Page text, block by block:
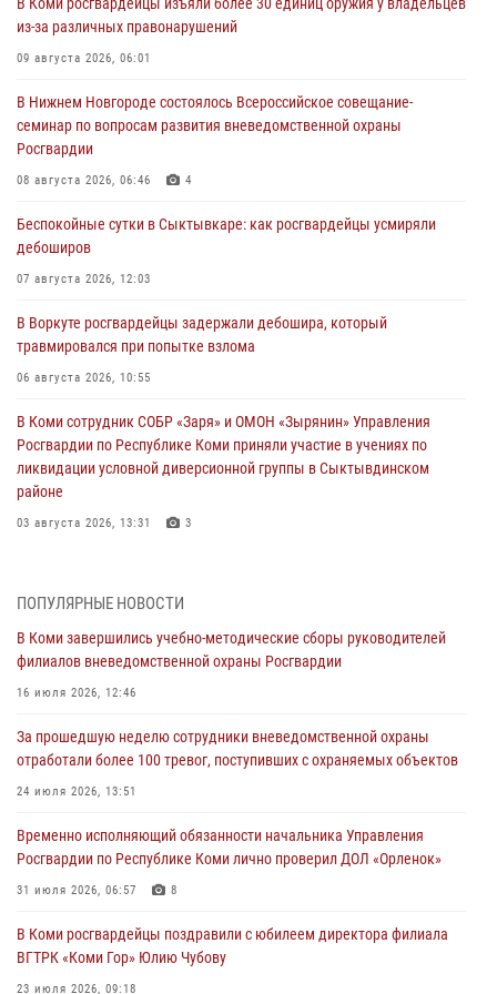
В Коми росгвардейцы изъяли более 30 единиц оружия у владельцев
из-за различных правонарушений
09 августа 2026, 06:01
В Нижнем Новгороде состоялось Всероссийское совещание-
семинар по вопросам развития вневедомственной охраны
Росгвардии
08 августа 2026, 06:46 4
Беспокойные сутки в Сыктывкаре: как росгвардейцы усмиряли
дебоширов
07 августа 2026, 12:03
В Воркуте росгвардейцы задержали дебошира, который
травмировался при попытке взлома
06 августа 2026, 10:55
В Коми сотрудник СОБР «Заря» и ОМОН «Зырянин» Управления
Росгвардии по Республике Коми приняли участие в учениях по
ликвидации условной диверсионной группы в Сыктывдинском
районе
03 августа 2026, 13:31 3
по спортивному самбо
03 августа 2026, 12:07 5
В Коми росгвардейцы информируют граждан об изменениях в
оружие за нарушения
02 августа 2026, 06:17
для добровольной сдачи оружия
31 июля 2026, 10:55
Росгвардии по Республике Коми лично проверил ДОЛ «Орленок»
31 июля 2026, 06:57 8
ПОПУЛЯРНЫЕ НОВОСТИ
В Коми завершились учебно-методические сборы руководителей
филиалов вневедомственной охраны Росгвардии
16 июля 2026, 12:46
За прошедшую неделю сотрудники вневедомственной охраны
отработали более 100 тревог, поступивших с охраняемых объектов
24 июля 2026, 13:51
Временно исполняющий обязанности начальника Управления
Росгвардии по Республике Коми лично проверил ДОЛ «Орленок»
31 июля 2026, 06:57 8
В Коми росгвардейцы поздравили с юбилеем директора филиала
ВГТРК «Коми Гор» Юлию Чубову
23 июля 2026, 09:18